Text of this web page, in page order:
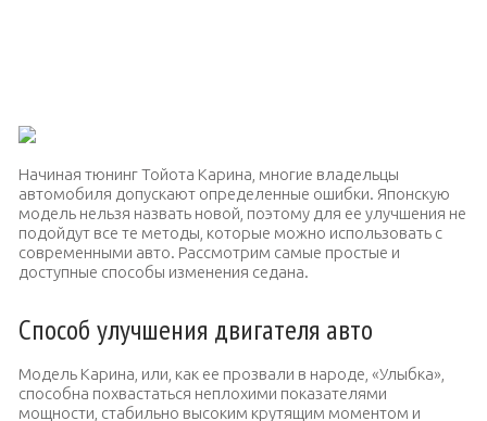
Начиная тюнинг Тойота Карина, многие владельцы
автомобиля допускают определенные ошибки. Японскую
модель нельзя назвать новой, поэтому для ее улучшения не
подойдут все те методы, которые можно использовать с
современными авто. Рассмотрим самые простые и
доступные способы изменения седана.
Способ улучшения двигателя авто
Модель Карина, или, как ее прозвали в народе, «Улыбка»,
способна похвастаться неплохими показателями
мощности, стабильно высоким крутящим моментом и